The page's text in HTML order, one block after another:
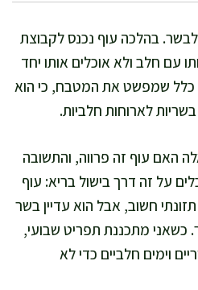
בהלכה עוף נכנס לקבוצת
עם חלב ולא אוכלים אותו יחד
כלל שמפשט את המטבח, כי הוא
לארוחות חלביות.
האם עוף זה פרווה, והתשובה
על זה דרך בישול בריא: עוף
חשוב, אבל הוא עדיין בשר
מתכננת תפריט שבועי,
וימים חלביים כדי לא